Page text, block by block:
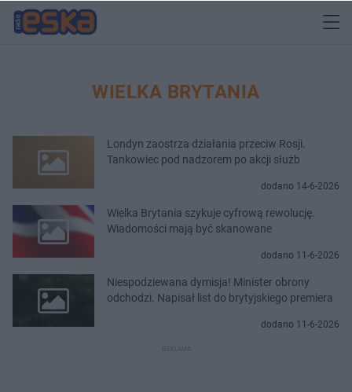
WIELKA BRYTANIA
Londyn zaostrza działania przeciw Rosji.
Tankowiec pod nadzorem po akcji służb
dodano 14-6-2026
Wielka Brytania szykuje cyfrową rewolucję.
Wiadomości mają być skanowane
dodano 11-6-2026
Niespodziewana dymisja! Minister obrony
odchodzi. Napisał list do brytyjskiego premiera
dodano 11-6-2026